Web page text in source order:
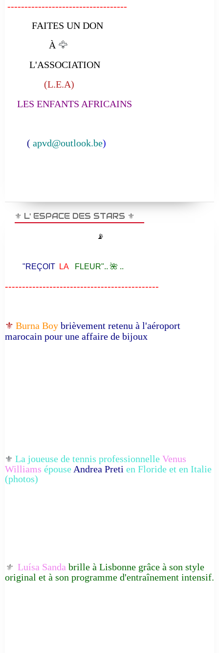
-----------------------------------
FAITES UN DON
À 🦅
L'ASSOCIATION
(L.E.A)
LES ENFANTS AFRICAINS
( apvd@outlook.be)
⚜️ L' ESPACE DES STARS ⚜️
📡
"REÇOIT LA FLEUR".. 🌺 ..
---------------------------------------------
⚜️ Burna Boy brièvement retenu à l'aéroport
marocain pour une affaire de bijoux
⚜️ La joueuse de tennis professionnelle Venus
Williams épouse Andrea Preti en Floride et en Italie
(photos)
⚜️ Luísa Sanda brille à Lisbonne grâce à son style
original et à son programme d'entraînement intensif.